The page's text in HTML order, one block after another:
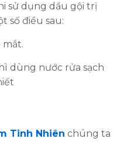
sử dụng dầu gội trị
số điều sau:
mắt.
dùng nước rửa sạch
Tinh Nhiên chúng ta